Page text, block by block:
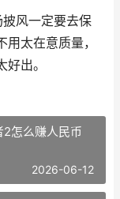
风一定要去保
太在意质量，
出。
怎么赚人民币
2026-06-12